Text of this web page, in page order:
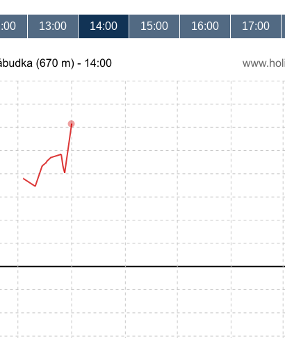
13:00 14:00 15:00 16:00 17:00